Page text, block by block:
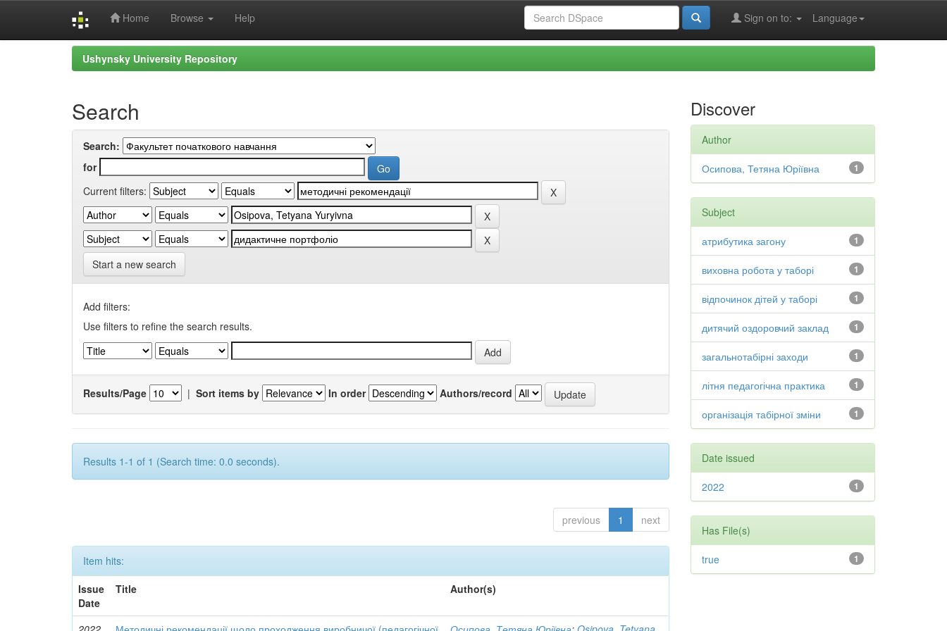
Home Browse Help Language
Sign on to:
Ushynsky University Repository
Search
Search:
for
Current filters:
Start a new search
Add filters:
Use filters to refine the search results.
Results/Page | Sort items by In order Authors/record
Results 1-1 of 1 (Search time: 0.0 seconds).
previous 1 next
Item hits:
Issue
Date
Title Author(s)
Discover
Author
1
Осипова, Тетяна Юріївна
Subject
1
атрибутика загону
1
виховна робота у таборі
1
відпочинок дітей у таборі
1
дитячий оздоровчий заклад
1
загальнотабірні заходи
1
літня педагогічна практика
1
організація табірної зміни
Date issued
1
2022
Has File(s)
1
true